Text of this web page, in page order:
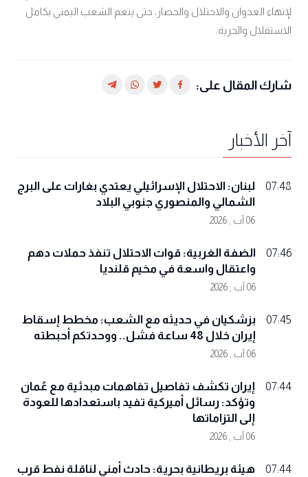
لإنهاء العدوان والاحتلال والحصار، حتى ينعم الشعب اليمني بكامل
الاستقلال والحرية.
شارك المقال على:
آخر الأخبار
07:48
لبنان: الاحتلال الإسرائيلي يعتدي بغارات على البرج
الشمالي والمنصوري جنوبي البلاد
06 آب , 2026
07:46
الضفة الغربية: قوات الاحتلال تنفذ حملات دهم
واعتقال واسعة في مخيم قلنديا
06 آب , 2026
07:45
بزشكيان في حديثه مع الشعب: مخطط إسقاط
إيران خلال 48 ساعة فشل.. ووحدتكم أحبطته
06 آب , 2026
07:44
إيران تكشف تفاصيل تفاهمات مبدئية مع عُمان
وتؤكد: رسائل أميركية تفيد باستعدادها للعودة
إلى التزاماتها
06 آب , 2026
07:44
هيئة بريطانية بحرية: حادث أمني لناقلة نفط قرب